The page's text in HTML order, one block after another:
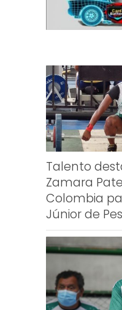
Talento
Zamara
Colombia
Júnior de